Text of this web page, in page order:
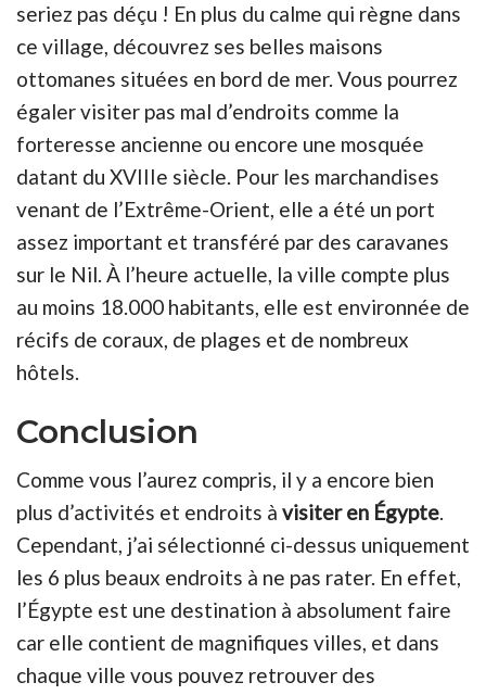
seriez pas déçu ! En plus du calme qui règne dans
ce village, découvrez ses belles maisons
ottomanes situées en bord de mer. Vous pourrez
égaler visiter pas mal d’endroits comme la
forteresse ancienne ou encore une mosquée
datant du XVIIIe siècle. Pour les marchandises
venant de l’Extrême-Orient, elle a été un port
assez important et transféré par des caravanes
sur le Nil. À l’heure actuelle, la ville compte plus
au moins 18.000 habitants, elle est environnée de
récifs de coraux, de plages et de nombreux
hôtels.
Conclusion
Comme vous l’aurez compris, il y a encore bien
plus d’activités et endroits à visiter en Égypte.
Cependant, j’ai sélectionné ci-dessus uniquement
les 6 plus beaux endroits à ne pas rater. En effet,
l’Égypte est une destination à absolument faire
car elle contient de magnifiques villes, et dans
chaque ville vous pouvez retrouver des